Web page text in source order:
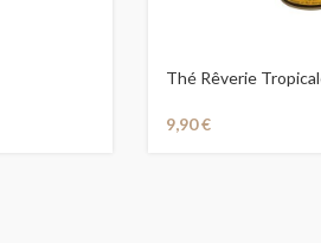
Thé Rêverie
9,90€